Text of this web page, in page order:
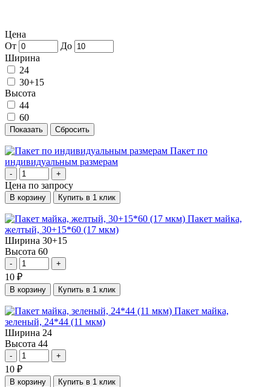
Цена
От
До
Ширина
24
30+15
Высота
44
60
Пакет по
индивидуальным размерам
- +
Цена по запросу
В корзину Купить в 1 клик
Пакет майка,
желтый, 30+15*60 (17 мкм)
Ширина 30+15
Высота 60
- +
10 ₽
В корзину Купить в 1 клик
Пакет майка,
зеленый, 24*44 (11 мкм)
Ширина 24
Высота 44
- +
10 ₽
В корзину Купить в 1 клик